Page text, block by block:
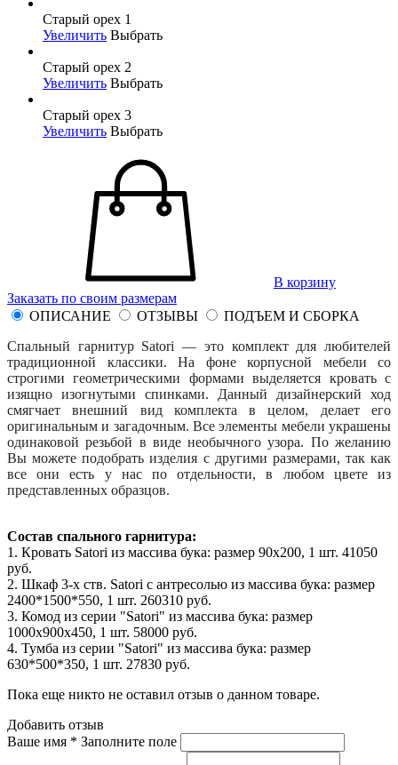
Старый орех 1
Увеличить Выбрать
Старый орех 2
Увеличить Выбрать
Старый орех 3
Увеличить Выбрать
В корзину
Заказать по своим размерам
ОПИСАНИЕ
ОТЗЫВЫ
ПОДЪЕМ И СБОРКА
Спальный гарнитур Satori — это комплект для любителей
традиционной классики. На фоне корпусной мебели со
строгими геометрическими формами выделяется кровать с
изящно изогнутыми спинками. Данный дизайнерский ход
смягчает внешний вид комплекта в целом, делает его
оригинальным и загадочным. Все элементы мебели украшены
одинаковой резьбой в виде необычного узора. По желанию
Вы можете подобрать изделия с другими размерами, так как
все они есть у нас по отдельности, в любом цвете из
представленных образцов.
Состав спального гарнитура:
1. Кровать Satori из массива бука: размер 90x200, 1 шт. 41050
руб.
2. Шкаф 3-х ств. Satori с антресолью из массива бука: размер
2400*1500*550, 1 шт. 260310 руб.
3. Комод из серии "Satori" из массива бука: размер
1000x900x450, 1 шт. 58000 руб.
4. Тумба из серии "Satori" из массива бука: размер
630*500*350, 1 шт. 27830 руб.
Пока еще никто не оставил отзыв о данном товаре.
Добавить отзыв
Ваше имя * Заполните поле